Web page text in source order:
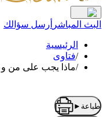
البث المباشر أرسل سؤالك
الرئيسية
/فتاوى
/ماذا يجب على من
طباعة ►